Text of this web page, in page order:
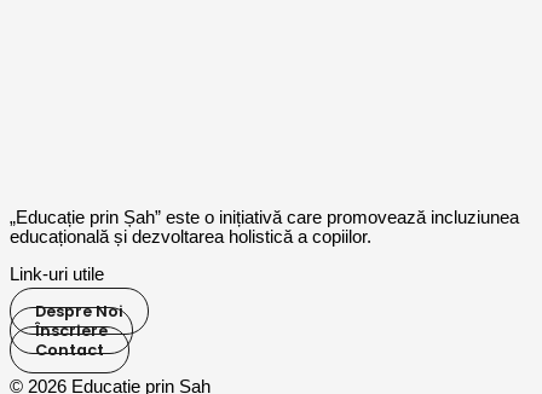
„Educație prin Șah” este o inițiativă care promovează incluziunea
educațională și dezvoltarea holistică a copiilor.
Link-uri utile
Despre Noi
Înscriere
Contact
© 2026 Educație prin Șah